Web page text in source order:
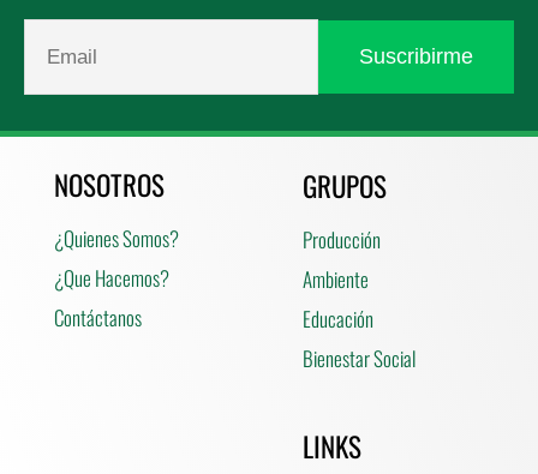
NOSOTROS
¿Quienes Somos?
¿Que Hacemos?
Contáctanos
GRUPOS
Producción
Ambiente
Educación
Bienestar Social
LINKS